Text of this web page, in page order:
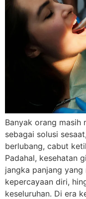
Banyak orang masih
sebagai solusi
berlubang, cabut
Padahal, kesehatan
jangka panjang
kepercayaan diri,
keseluruhan. Di era